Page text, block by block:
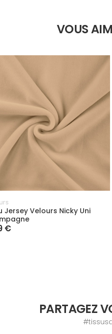
VOUS
Jersey Velours Nicky Uni
€
PARTAGEZ